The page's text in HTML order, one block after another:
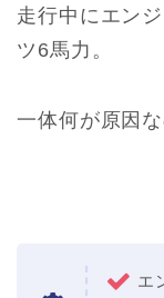
走行中にエン
ツ6馬力。
一体何が原因
エ